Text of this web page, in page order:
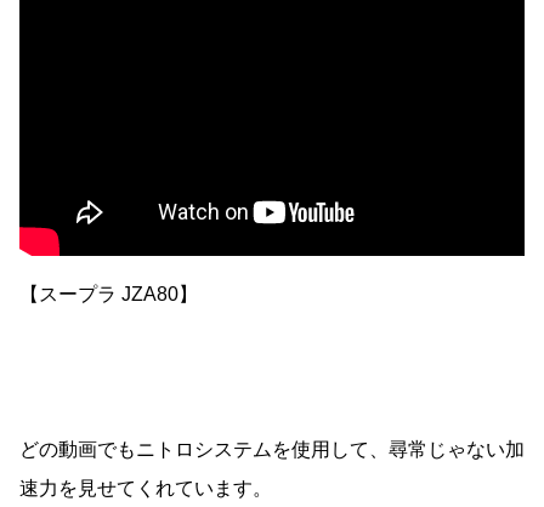
【スープラ JZA80】
どの動画でもニトロシステムを使用して、尋常じゃない加
速力を見せてくれています。